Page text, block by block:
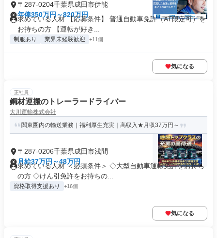
〒287-0204千葉県成田市伊能
年俸350万円～820万円
求めている人材 【応募条件】 普通自動車免許（AT限定可）を
お持ちの方 【運転が好き...
制服あり 業界未経験歓迎 +11個
気になる
正社員
鋼材運搬のトレーラードライバー
大川運輸株式会社
関東圏内の輸送業務｜福利厚生充実｜高収入★月収37万円～
〒287-0206千葉県成田市浅間
月給37万円～48万円
求めている人材 ＜必須条件＞ ◇大型自動車運転免許をお持ち
の方 ◇けん引免許をお持ちの...
資格取得支援あり +16個
気になる